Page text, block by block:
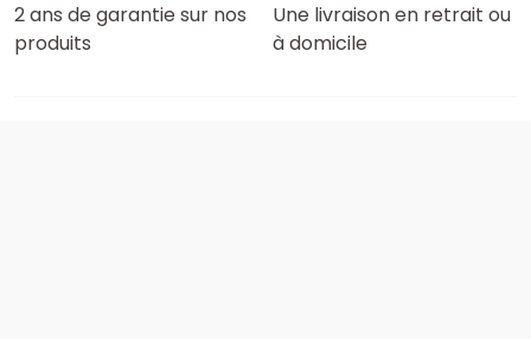
2 ans de garantie sur nos
produits
Une livraison en retrait ou
à domicile